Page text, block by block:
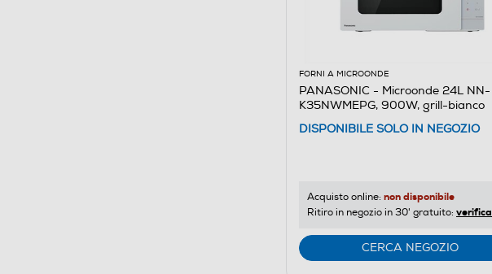
FORNI A MICROONDE
PANASONIC - Microonde 24L NN-
K35NWMEPG, 900W, grill-bianco
DISPONIBILE SOLO IN NEGOZIO
Acquisto online: non disponibile
Ritiro in negozio in 30' gratuito: verifica
CERCA NEGOZIO